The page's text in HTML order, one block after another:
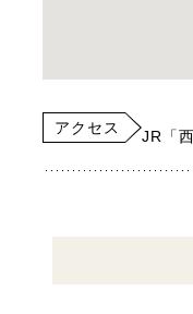
アクセス JR「